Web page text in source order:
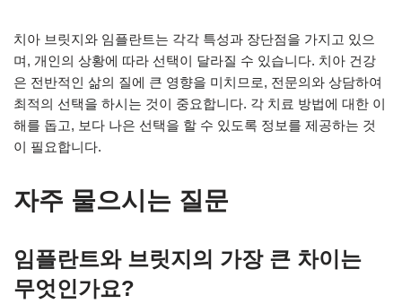
치아 브릿지와 임플란트는 각각 특성과 장단점을 가지고 있으
며, 개인의 상황에 따라 선택이 달라질 수 있습니다. 치아 건강
은 전반적인 삶의 질에 큰 영향을 미치므로, 전문의와 상담하여
최적의 선택을 하시는 것이 중요합니다. 각 치료 방법에 대한 이
해를 돕고, 보다 나은 선택을 할 수 있도록 정보를 제공하는 것
이 필요합니다.
자주 물으시는 질문
임플란트와 브릿지의 가장 큰 차이는
무엇인가요?